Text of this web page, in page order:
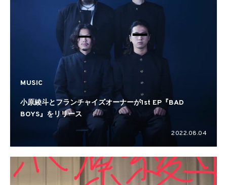
MUSIC
小原綾斗とフランチャイズオーナーが1st EP『BAD
BOYS』をリリース
2022.08.04